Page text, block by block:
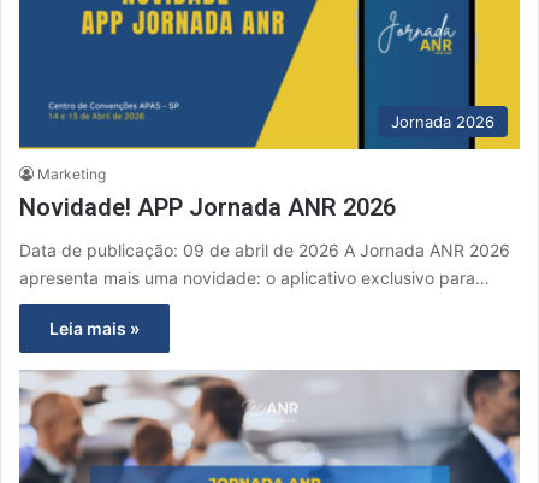
Jornada 2026
Marketing
Novidade! APP Jornada ANR 2026
Data de publicação: 09 de abril de 2026 A Jornada ANR 2026
apresenta mais uma novidade: o aplicativo exclusivo para…
Leia mais »